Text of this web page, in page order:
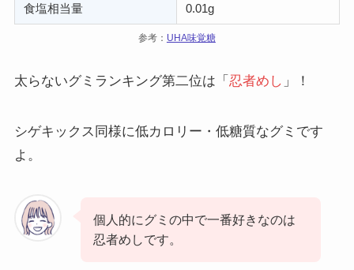
食塩相当量 0.01g
参考： UHA味覚糖
太らないグミランキング第二位は「 忍者めし 」！
シゲキックス同様に低カロリー・低糖質なグミです
よ。
個人的にグミの中で一番好きなのは
忍者めしです。